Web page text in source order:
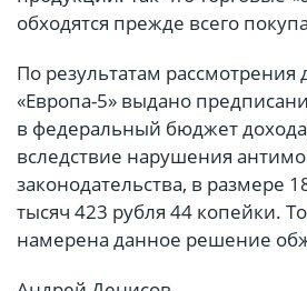
обходятся прежде всего
По результатам
«Европа-5» выдано
в федеральный бюджет
вследствие нарушения
законодательства, в размере
тысяч 423 рубля 44 копейки.
намерена данное решение